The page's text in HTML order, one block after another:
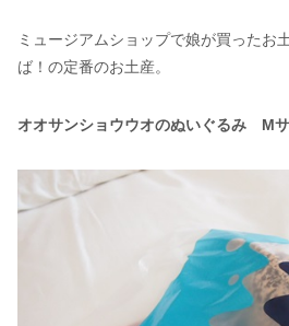
ミュージアムショップで娘が買ったお
ば！の定番のお土産。
オオサンショウウオのぬいぐるみ Mサ